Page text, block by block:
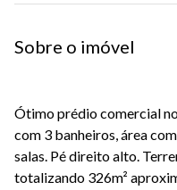
Sobre o imóvel
Ótimo prédio comercial
com 3 banheiros, área
salas. Pé direito alto.
totalizando 326m²